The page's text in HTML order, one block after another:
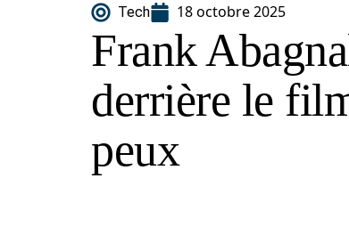
Tech 18 octobre 2025
Frank
derrière le
peux